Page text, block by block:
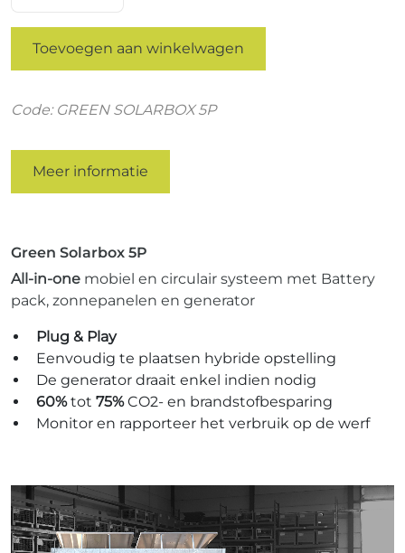
Toevoegen aan winkelwagen
Code: GREEN SOLARBOX 5P
Meer informatie
Green Solarbox 5P
All-in-one mobiel en circulair systeem met Battery
pack, zonnepanelen en generator
Plug & Play
Eenvoudig te plaatsen hybride opstelling
De generator draait enkel indien nodig
60%tot 75%CO2- en brandstofbesparing
Monitor en rapporteer het verbruik op de werf
Videospeler